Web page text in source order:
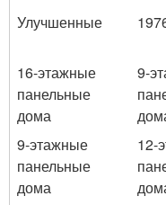
Улучшенные
16-этажные
панельные
дома
9-
9-этажные
панельные
дома
12-